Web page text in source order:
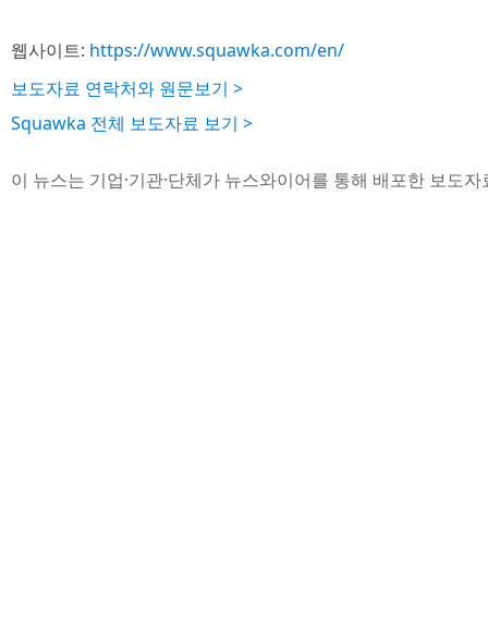
웹사이트: https://www.squawka.com/en/
보도자료 연락처와 원문보기 >
Squawka 전체 보도자료 보기 >
이 뉴스는 기업·기관·단체가 뉴스와이어를 통해 배포한 보도